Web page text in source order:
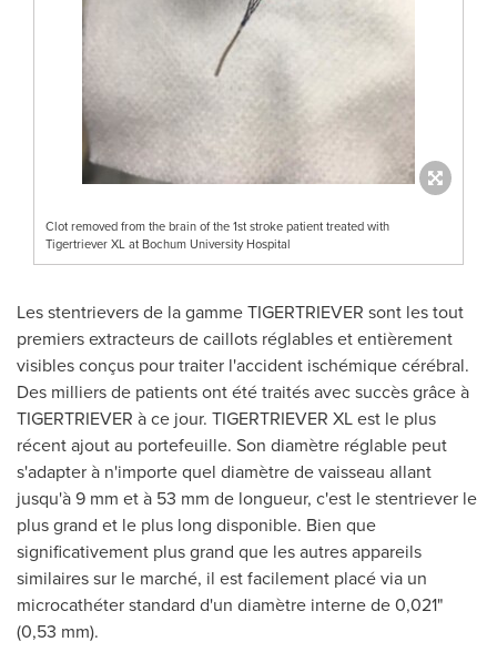
Clot removed from the brain of the 1st stroke patient treated with
Tigertriever XL at Bochum University Hospital
Les stentrievers de la gamme TIGERTRIEVER sont les tout
premiers extracteurs de caillots réglables et entièrement
visibles conçus pour traiter l'accident ischémique cérébral.
Des milliers de patients ont été traités avec succès grâce à
TIGERTRIEVER à ce jour. TIGERTRIEVER XL est le plus
récent ajout au portefeuille. Son diamètre réglable peut
s'adapter à n'importe quel diamètre de vaisseau allant
jusqu'à 9 mm et à 53 mm de longueur, c'est le stentriever le
plus grand et le plus long disponible. Bien que
significativement plus grand que les autres appareils
similaires sur le marché, il est facilement placé via un
microcathéter standard d'un diamètre interne de 0,021"
(0,53 mm).